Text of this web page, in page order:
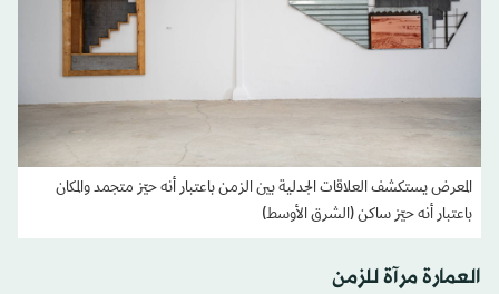
المعرض يستكشف العلاقات الجدلية بين الزمن باعتبار أنه حيّز متجمد والمكان
باعتبار أنه حيّز ساكن (الشرق الأوسط)
العمارة مرآة للزمن